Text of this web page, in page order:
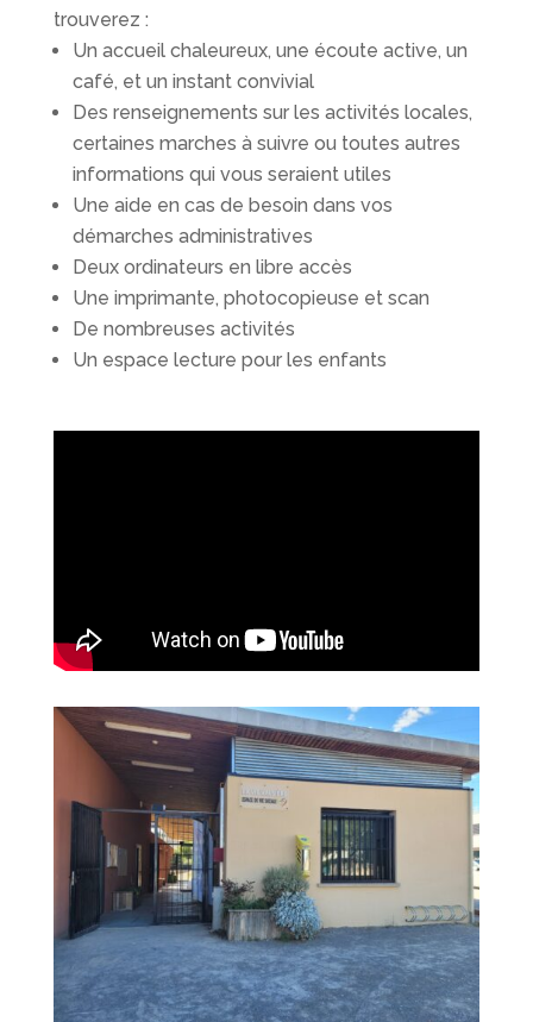
trouverez :
Un accueil chaleureux, une écoute active, un
café, et un instant convivial
Des renseignements sur les activités locales,
certaines marches à suivre ou toutes autres
informations qui vous seraient utiles
Une aide en cas de besoin dans vos
démarches administratives
Deux ordinateurs en libre accès
Une imprimante, photocopieuse et scan
De nombreuses activités
Un espace lecture pour les enfants